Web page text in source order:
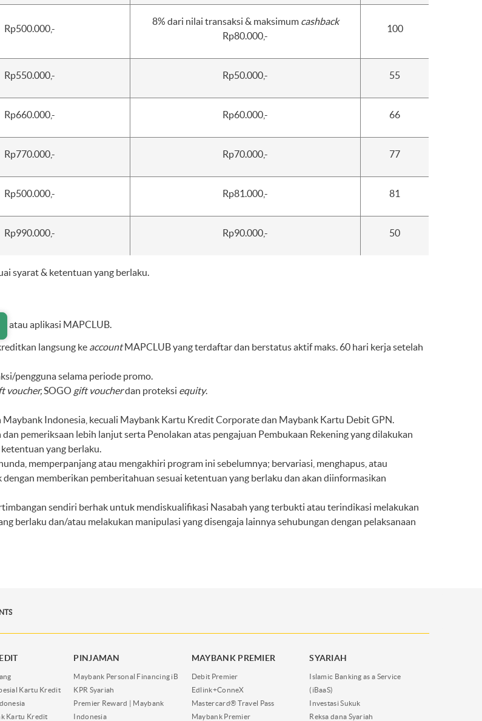
Rp500.000,-
8% dari nilai transaksi & maksimum cashback
Rp80.000,-
100
Rp550.000,- Rp50.000,- 55
Rp660.000,- Rp60.000,- 66
Rp770.000,- Rp70.000,- 77
Rp500.000,- Rp81.000,- 81
Rp990.000,- Rp90.000,- 50
syarat & ketentuan yang berlaku.
atau aplikasi MAPCLUB.
langsung ke accountMAPCLUB yang terdaftar dan berstatus aktif maks. 60 hari kerja setelah
pengguna selama periode promo.
voucher,SOGO gift voucherdan proteksi equity.
Indonesia, kecuali Maybank Kartu Kredit Corporate dan Maybank Kartu Debit GPN.
pemeriksaan lebih lanjut serta Penolakan atas pengajuan Pembukaan Rekening yang dilakukan
yang berlaku.
memperpanjang atau mengakhiri program ini sebelumnya; bervariasi, menghapus, atau
memberikan pemberitahuan sesuai ketentuan yang berlaku dan akan diinformasikan
sendiri berhak untuk mendiskualifikasi Nasabah yang terbukti atau terindikasi melakukan
berlaku dan/atau melakukan manipulasi yang disengaja lainnya sehubungan dengan pelaksanaan
Kartu Kredit
Kartu Kredit
PINJAMAN
Maybank Personal Financing iB
KPR Syariah
Premier Reward | Maybank
Indonesia
MAYBANK PREMIER
Debit Premier
Edlink+ConneX
Mastercard® Travel Pass
Maybank Premier
SYARIAH
Islamic Banking as a Service
(iBaaS)
Investasi Sukuk
Reksa dana Syariah